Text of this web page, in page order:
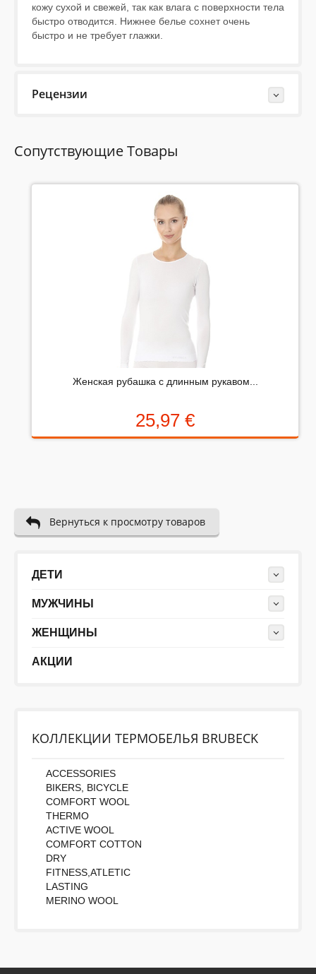
кожу сухой и свежей, так как влага с поверхности тела
быстро отводится. Нижнее белье сохнет очень
быстро и не требует глажки.
Рецензии
Пожалуйста напишите (краткую) рецензию....(мин. 10,
Во-первых: Оцените данный товар. Пожалуйста,
выберите оценку от 0 (плохо) до 5 (отлично).
Сопутствующие Товары
Женская рубашка с длинным рукавом...
25,97 €
Вернуться к просмотру товаров
ДЕТИ
МУЖЧИНЫ
ЖЕНЩИНЫ
АКЦИИ
KОЛЛЕКЦИИ ТЕРМОБЕЛЬЯ BRUBECK
ACCESSORIES
BIKERS, BICYCLE
COMFORT WOOL
THERMO
ACTIVE WOOL
COMFORT COTTON
DRY
FITNESS,ATLETIC
LASTING
MERINO WOOL